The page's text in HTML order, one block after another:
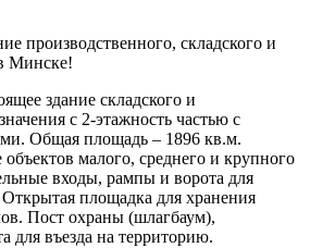
производственного, складского и
Минске!
здание складского и
с 2-этажность частью с
Общая площадь – 1896 кв.м.
малого, среднего и крупного
входы, рампы и ворота для
Открытая площадка для хранения
Пост охраны (шлагбаум),
для въезда на территорию.